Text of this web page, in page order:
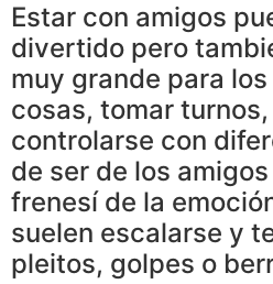
Estar con amigos
divertido pero
muy grande para
cosas, tomar
controlarse con
de ser de los
frenesí de la
suelen escalarse y
pleitos, golpes o